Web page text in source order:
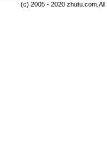
(c) 2005 - 2020